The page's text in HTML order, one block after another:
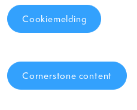
Cookiemelding
Cornerstone content